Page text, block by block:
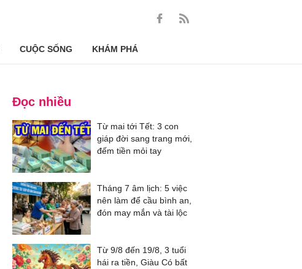
CUỘC SỐNG KHÁM PHÁ
Đọc nhiều
Từ mai tới Tết: 3 con
giáp đời sang trang mới,
đếm tiền mỏi tay
Tháng 7 âm lịch: 5 việc
nên làm để cầu bình an,
đón may mắn và tài lộc
Từ 9/8 đến 19/8, 3 tuổi
hái ra tiền, Giàu Có bất